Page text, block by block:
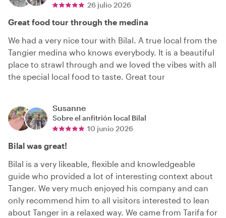
26 julio 2026
Great food tour through the medina
We had a very nice tour with Bilal. A true local from the
Tangier medina who knows everybody. It is a beautiful
place to strawl through and we loved the vibes with all
the special local food to taste. Great tour
Susanne
Sobre el anfitrión local Bilal
10 junio 2026
Bilal was great!
Bilal is a very likeable, flexible and knowledgeable
guide who provided a lot of interesting context about
Tanger. We very much enjoyed his company and can
only recommend him to all visitors interested to lean
about Tanger in a relaxed way. We came from Tarifa for